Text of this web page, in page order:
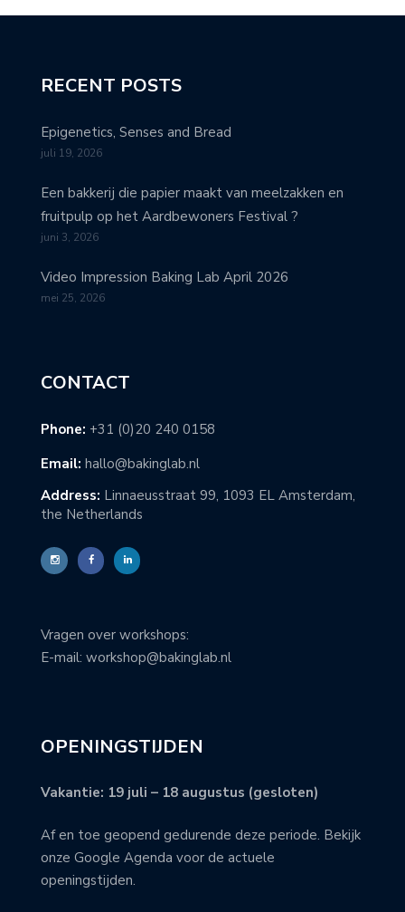
RECENT POSTS
Epigenetics, Senses and Bread
juli 19, 2026
Een bakkerij die papier maakt van meelzakken en
fruitpulp op het Aardbewoners Festival ?
juni 3, 2026
Video Impression Baking Lab April 2026
mei 25, 2026
CONTACT
Phone: +31 (0)20 240 0158
Email: hallo@bakinglab.nl
Address: Linnaeusstraat 99, 1093 EL Amsterdam,
the Netherlands
Vragen over workshops:
E-mail: workshop@bakinglab.nl
OPENINGSTIJDEN
Vakantie: 19 juli – 18 augustus (gesloten)
Af en toe geopend gedurende deze periode. Bekijk
onze Google Agenda voor de actuele
openingstijden.